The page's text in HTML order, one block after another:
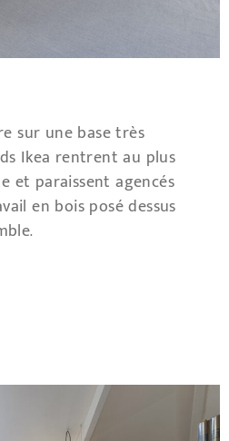
sur une base très
Ikea rentrent au plus
et paraissent agencés
en bois posé dessus